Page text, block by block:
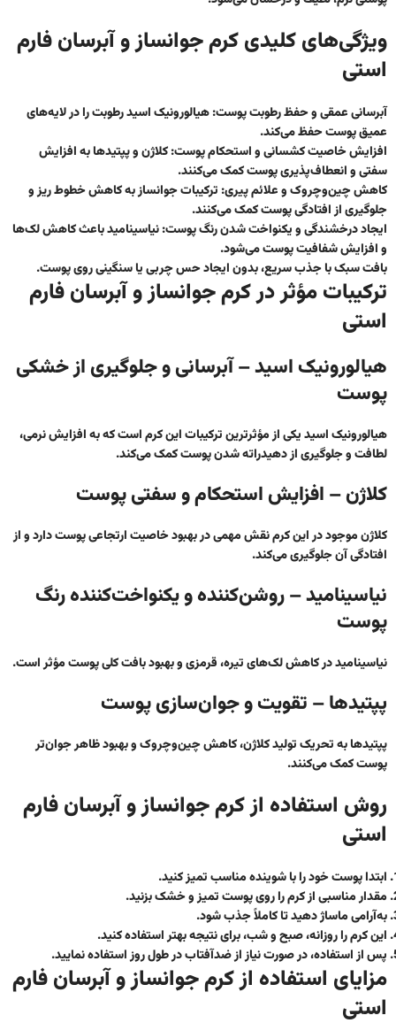
ویژگی‌های کلیدی کرم جوانساز و آبرسان فارم
استی
آبرسانی عمقی و حفظ رطوبت پوست: هیالورونیک اسید رطوبت را در لایه‌های
عمیق پوست حفظ می‌کند.
افزایش خاصیت کشسانی و استحکام پوست: کلاژن و پپتیدها به افزایش
سفتی و انعطاف‌پذیری پوست کمک می‌کنند.
کاهش چین‌وچروک و علائم پیری: ترکیبات جوانساز به کاهش خطوط ریز و
جلوگیری از افتادگی پوست کمک می‌کنند.
ایجاد درخشندگی و یکنواخت شدن رنگ پوست: نیاسینامید باعث کاهش لک‌ها
و افزایش شفافیت پوست می‌شود.
بافت سبک با جذب سریع، بدون ایجاد حس چربی یا سنگینی روی پوست.
ترکیبات مؤثر در کرم جوانساز و آبرسان فارم
استی
هیالورونیک اسید – آبرسانی و جلوگیری از خشکی
پوست
هیالورونیک اسید یکی از مؤثرترین ترکیبات این کرم است که به افزایش نرمی،
لطافت و جلوگیری از دهیدراته شدن پوست کمک می‌کند.
کلاژن – افزایش استحکام و سفتی پوست
کلاژن موجود در این کرم نقش مهمی در بهبود خاصیت ارتجاعی پوست دارد و از
افتادگی آن جلوگیری می‌کند.
نیاسینامید – روشن‌کننده و یکنواخت‌کننده رنگ
پوست
نیاسینامید در کاهش لک‌های تیره، قرمزی و بهبود بافت کلی پوست مؤثر است.
پپتیدها – تقویت و جوان‌سازی پوست
پپتیدها به تحریک تولید کلاژن، کاهش چین‌وچروک و بهبود ظاهر جوان‌تر
پوست کمک می‌کنند.
روش استفاده از کرم جوانساز و آبرسان فارم
استی
ابتدا پوست خود را با شوینده مناسب تمیز کنید.
مقدار مناسبی از کرم را روی پوست تمیز و خشک بزنید.
به‌آرامی ماساژ دهید تا کاملاً جذب شود.
این کرم را روزانه، صبح و شب، برای نتیجه بهتر استفاده کنید.
پس از استفاده، در صورت نیاز از ضدآفتاب در طول روز استفاده نمایید.
مزایای استفاده از کرم جوانساز و آبرسان فارم
استی